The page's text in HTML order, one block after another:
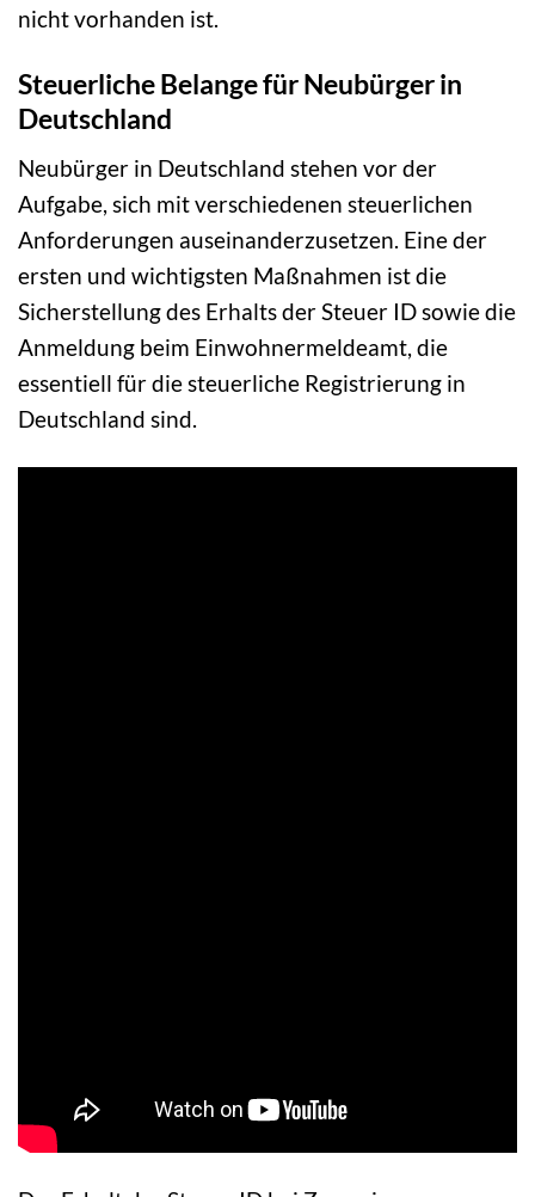
nicht vorhanden ist.
Steuerliche Belange für Neubürger in
Deutschland
Neubürger in Deutschland stehen vor der
Aufgabe, sich mit verschiedenen steuerlichen
Anforderungen auseinanderzusetzen. Eine der
ersten und wichtigsten Maßnahmen ist die
Sicherstellung des Erhalts der Steuer ID sowie die
Anmeldung beim Einwohnermeldeamt, die
essentiell für die steuerliche Registrierung in
Deutschland sind.